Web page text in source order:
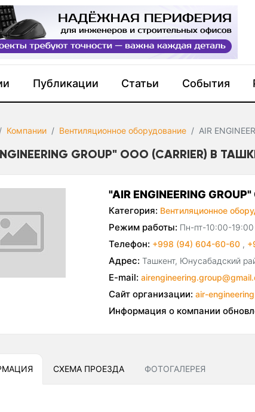
Публикации Статьи События
Компании Вентиляционное оборудование AIR
GROUP" ООО (CARRIER) В
"AIR ENGINEERING
Категория: Вентиляционное
Режим работы: Пн-пт-10:00-19:00
Телефон: +998 (94) 604-60-60 ,
Адрес: Ташкент, Юнусабадский
E-mail:
Сайт организации: air-
Информация о компании
СХЕМА ПРОЕЗДА ФОТОГАЛЕРЕЯ